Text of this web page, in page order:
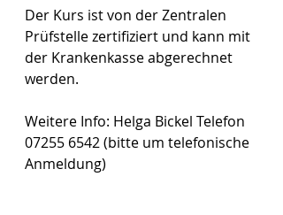
Der Kurs ist von der Zentralen
Prüfstelle zertifiziert und kann mit
der Krankenkasse abgerechnet
werden.
Weitere Info: Helga Bickel Telefon
07255 6542 (bitte um telefonische
Anmeldung)